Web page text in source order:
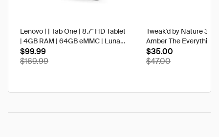
Lenovo | | Tab One | 8.7" HD Tablet
| 4GB RAM | 64GB eMMC | Luna
Grey | Best Buy
$99.99
$169.99
Tweak'd by Nature 3
Amber The Everything
$35.00
$47.00